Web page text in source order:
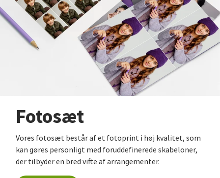
Fotosæt
Vores fotosæt består af et fotoprint i høj kvalitet, som
kan gøres personligt med foruddefinerede skabeloner,
der tilbyder en bred vifte af arrangementer.